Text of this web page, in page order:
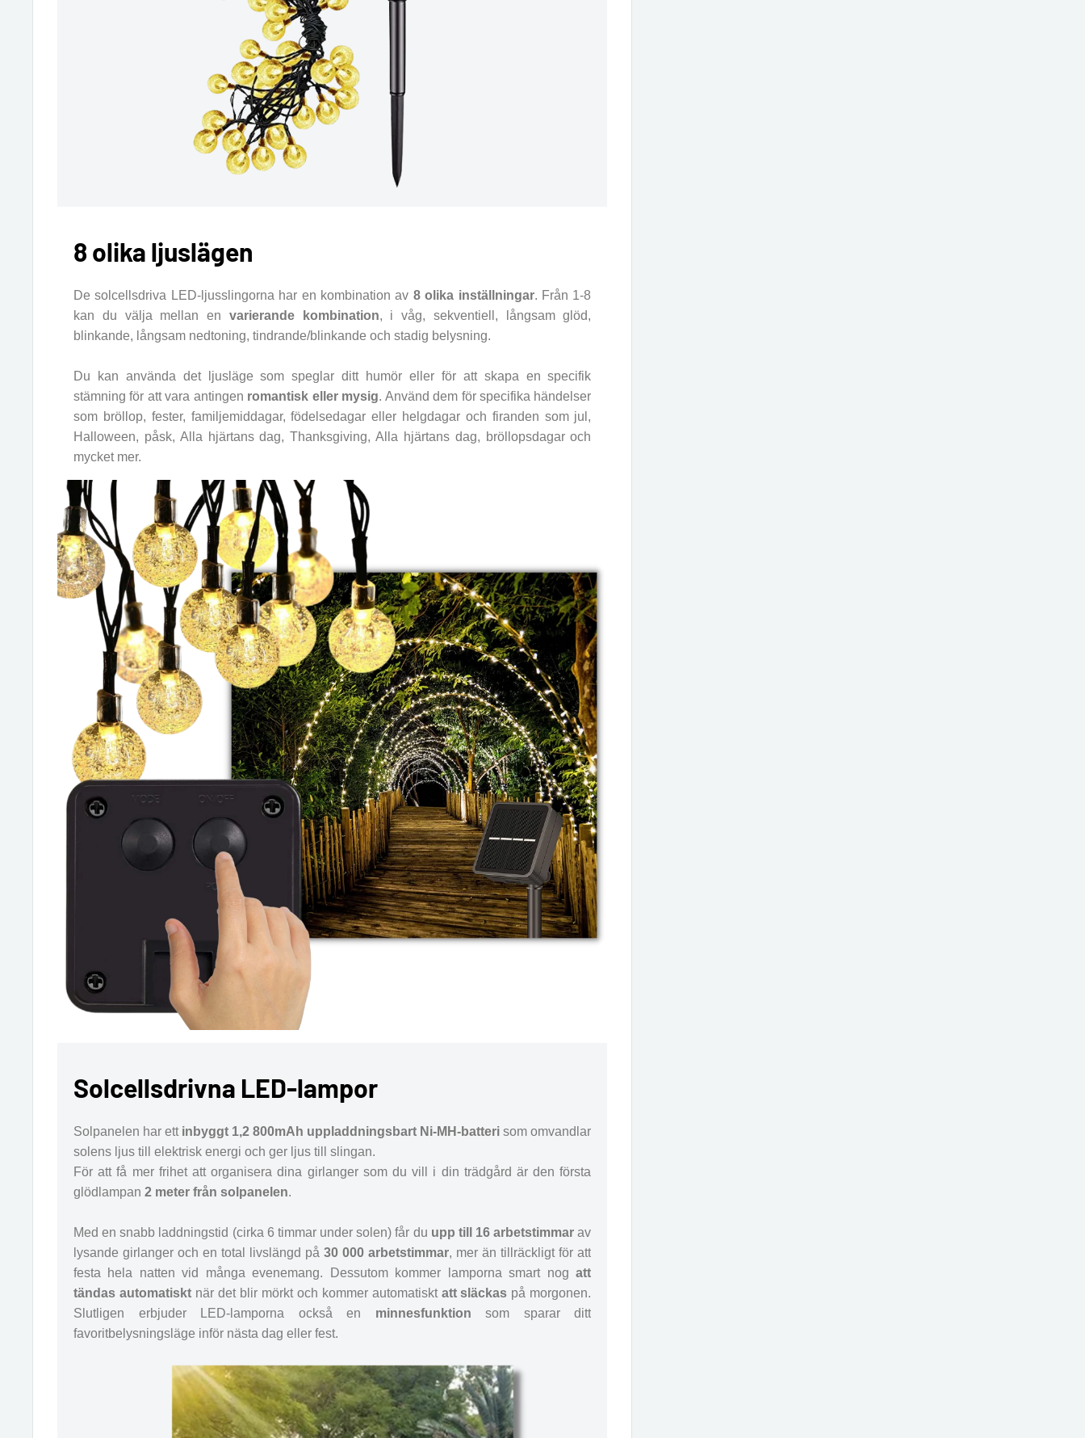
8 olika ljuslägen
De solcellsdriva LED-ljusslingorna har en kombination av 8 olika inställningar. Från 1-8
kan du välja mellan en varierande kombination, i våg, sekventiell, långsam glöd,
blinkande, långsam nedtoning, tindrande/blinkande och stadig belysning.
Du kan använda det ljusläge som speglar ditt humör eller för att skapa en specifik
stämning för att vara antingen romantisk eller mysig. Använd dem för specifika händelser
som bröllop, fester, familjemiddagar, födelsedagar eller helgdagar och firanden som jul,
Halloween, påsk, Alla hjärtans dag, Thanksgiving, Alla hjärtans dag, bröllopsdagar och
mycket mer.
Solcellsdrivna LED-lampor
Solpanelen har ett inbyggt 1,2 800mAh uppladdningsbart Ni-MH-batteri som omvandlar
solens ljus till elektrisk energi och ger ljus till slingan.
För att få mer frihet att organisera dina girlanger som du vill i din trädgård är den första
glödlampan 2 meter från solpanelen.
Med en snabb laddningstid (cirka 6 timmar under solen) får du upp till 16 arbetstimmar av
lysande girlanger och en total livslängd på30 000 arbetstimmar, mer än tillräckligt för att
festa hela natten vid många evenemang. Dessutom kommer lamporna smart nogatt
tändas automatisktnär det blir mörkt och kommer automatiskt att släckas på morgonen.
Slutligen erbjuder LED-lamporna också en minnesfunktion som sparar ditt
favoritbelysningsläge inför nästa dag eller fest.